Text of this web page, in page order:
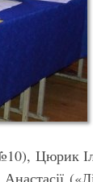
Цюрик